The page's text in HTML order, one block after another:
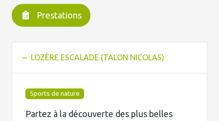
Prestations
LOZÈRE ESCALADE (TALON NICOLAS)
Sports de nature
Partez à la découverte des plus belles